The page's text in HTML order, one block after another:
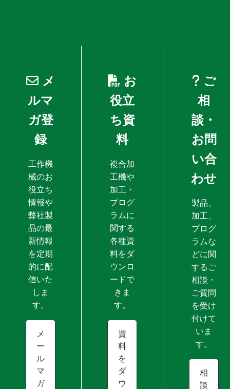
メ
ルマ
ガ登
録
工作機
械のお
役立ち
情報や
弊社製
品の最
新情報
を定期
的に配
信いた
しま
す。
メ
ー
ル
マ
ガ
お
役立
ち資
料
複合加
工機や
加工・
プログ
ラムに
関する
各種資
料をダ
ウンロ
ードで
きま
す。
資
料
を
ダ
ウ
ご
相
談・
お問
い合
わせ
製品、
加工、
プログ
ラムな
どに関
するご
相談・
ご質問
を受け
付けて
いま
す。
相
談